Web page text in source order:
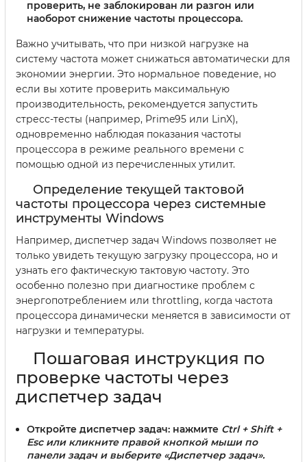
проверить, не заблокирован ли разгон или
наоборот снижение частоты процессора.
Важно учитывать, что при низкой нагрузке на
систему частота может снижаться автоматически для
экономии энергии. Это нормальное поведение, но
если вы хотите проверить максимальную
производительность, рекомендуется запустить
стресс-тесты (например, Prime95 или LinX),
одновременно наблюдая показания частоты
процессора в режиме реального времени с
помощью одной из перечисленных утилит.
Определение текущей тактовой
частоты процессора через системные
инструменты Windows
Например, диспетчер задач Windows позволяет не
только увидеть текущую загрузку процессора, но и
узнать его фактическую тактовую частоту. Это
особенно полезно при диагностике проблем с
энергопотреблением или throttling, когда частота
процессора динамически меняется в зависимости от
нагрузки и температуры.
Пошаговая инструкция по
проверке частоты через
диспетчер задач
Откройте диспетчер задач: нажмите Ctrl + Shift +
Esc или кликните правой кнопкой мыши по
панели задач и выберите «Диспетчер задач».